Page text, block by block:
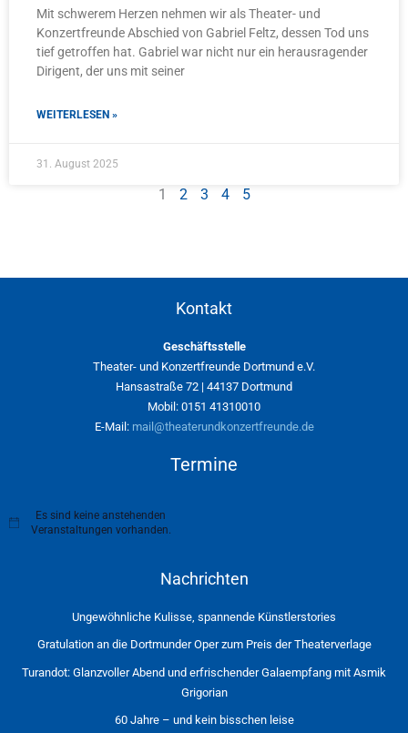
Mit schwerem Herzen nehmen wir als Theater- und
Konzertfreunde Abschied von Gabriel Feltz, dessen Tod uns
tief getroffen hat. Gabriel war nicht nur ein herausragender
Dirigent, der uns mit seiner
WEITERLESEN »
31. August 2025
1 2 3 4 5
Kontakt
Geschäftsstelle
Theater- und Konzertfreunde Dortmund e.V.
Hansastraße 72 | 44137 Dortmund
Mobil: 0151 41310010
E-Mail: mail@theaterundkonzertfreunde.de
Termine
H
Es sind keine anstehenden
Veranstaltungen vorhanden.
Nachrichten
Ungewöhnliche Kulisse, spannende Künstlerstories
Gratulation an die Dortmunder Oper zum Preis der Theaterverlage
Turandot: Glanzvoller Abend und erfrischender Galaempfang mit Asmik
Grigorian
60 Jahre – und kein bisschen leise